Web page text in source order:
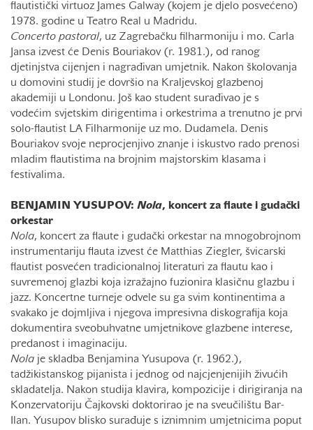
flautistički virtuoz James Galway (kojem je djelo posvećeno)
1978. godine u Teatro Real u Madridu.
Concerto pastoral, uz Zagrebačku filharmoniju i mo. Carla
Jansa izvest će Denis Bouriakov (r. 1981.), od ranog
djetinjstva cijenjen i nagrađivan umjetnik. Nakon školovanja
u domovini studij je dovršio na Kraljevskoj glazbenoj
akademiji u Londonu. Još kao student surađivao je s
vodećim svjetskim dirigentima i orkestrima a trenutno je prvi
solo-flautist LA Filharmonije uz mo. Dudamela. Denis
Bouriakov svoje neprocjenjivo znanje i iskustvo rado prenosi
mladim flautistima na brojnim majstorskim klasama i
festivalima.
BENJAMIN YUSUPOV: Nola, koncert za flaute i gudački
orkestar
Nola, koncert za flaute i gudački orkestar na mnogobrojnom
instrumentariju flauta izvest će Matthias Ziegler, švicarski
flautist posvećen tradicionalnoj literaturi za flautu kao i
suvremenoj glazbi koja izražajno fuzionira klasičnu glazbu i
jazz. Koncertne turneje odvele su ga svim kontinentima a
svakako je dojmljiva i njegova impresivna diskografija koja
dokumentira sveobuhvatne umjetnikove glazbene interese,
predanost i imaginaciju.
Nola je skladba Benjamina Yusupova (r. 1962.),
tadžikistanskog pijanista i jednog od najcjenjenijih živućih
skladatelja. Nakon studija klavira, kompozicije i dirigiranja na
Konzervatoriju Čajkovski doktorirao je na sveučilištu Bar-
Ilan. Yusupov blisko surađuje s iznimnim umjetnicima poput